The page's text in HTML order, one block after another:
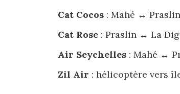
Cat Cocos : Mahé ↔ Praslin
Cat Rose : Praslin ↔ La
Air Seychelles : Mahé ↔
Zil Air : hélicoptère vers